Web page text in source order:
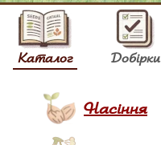
Каталог Добірки
Насіння